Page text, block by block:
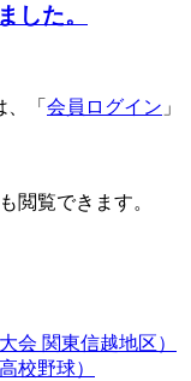
した。
「 会員ログイン 」
閲覧できます。
会 関東信越地区）
校野球）